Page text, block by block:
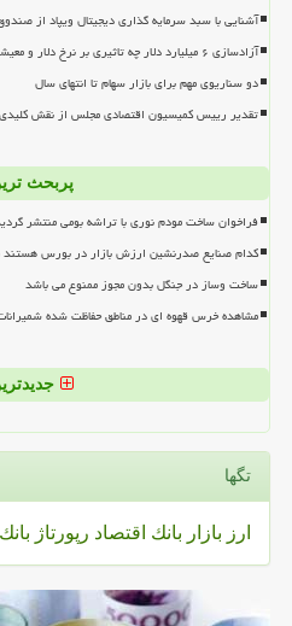
آشنایی با سبد سرمایه گذاری دیجیتال ویپاد از
آزادسازی ۶ میلیارد دلار چه تاثیری بر نرخ دلار و معیشت مردم دارد؟
دو سناریوی مهم برای بازار سهام تا انتهای سال
تقدیر رییس کمیسیون اقتصادی مجلس از نقش کلیدی
پربحث
فراخوان ساخت مودم نوری با تراشه بومی منتشر
کدام صنایع صدرنشین ارزش بازار در بورس هستند به علاوه
ساخت وساز در جنگل بدون مجوز ممنوع می باشد
مشاهده خرس قهوه ای در مناطق حفاظت شده
تگها
ارز بازار بانك اقتصاد رپورتاژ